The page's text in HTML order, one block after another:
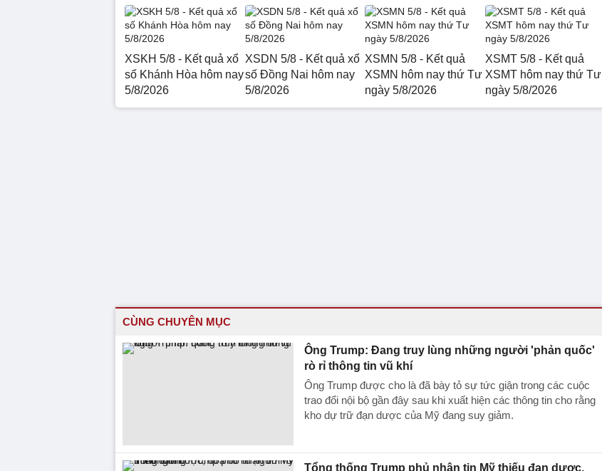
XSKH 5/8 - Kết quả xổ
số Khánh Hòa hôm nay
5/8/2026
XSDN 5/8 - Kết quả xổ
số Đồng Nai hôm nay
5/8/2026
XSMN 5/8 - Kết quả
XSMN hôm nay thứ Tư
ngày 5/8/2026
XSMT 5/8 - Kết quả
XSMT hôm nay thứ Tư
ngày 5/8/2026
CÙNG CHUYÊN MỤC
Ông Trump: Đang truy lùng những người 'phản quốc'
rò rỉ thông tin vũ khí
Ông Trump được cho là đã bày tỏ sự tức giận trong các cuộc
trao đổi nội bộ gần đây sau khi xuất hiện các thông tin cho rằng
kho dự trữ đạn dược của Mỹ đang suy giảm.
Tổng thống Trump phủ nhận tin Mỹ thiếu đạn dược,